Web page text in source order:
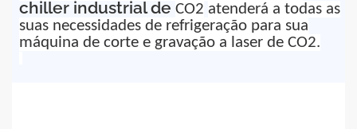
chiller industrial de CO2 atenderá a todas as
suas necessidades de refrigeração para sua
máquina de corte e gravação a laser de CO2.